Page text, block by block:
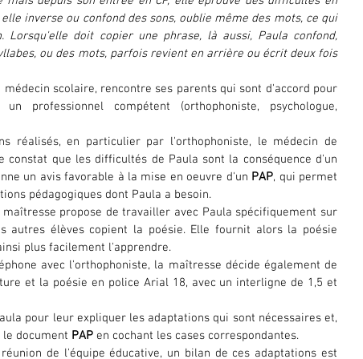
inverse ou confond des sons, oublie même des mots, ce qui
Lorsqu'elle doit copier une phrase, là aussi, Paula confond,
ou des mots, parfois revient en arrière ou écrit deux fois
scolaire, rencontre ses parents qui sont d'accord pour
professionnel compétent (orthophoniste, psychologue,
réalisés, en particulier par l'orthophoniste, le médecin de
que les difficultés de Paula sont la conséquence d'un
un avis favorable à la mise en oeuvre d'un PAP, qui permet
pédagogiques dont Paula a besoin.
propose de travailler avec Paula spécifiquement sur
autres élèves copient la poésie. Elle fournit alors la poésie
plus facilement l'apprendre.
avec l'orthophoniste, la maîtresse décide également de
et la poésie en police Arial 18, avec un interligne de 1,5 et
pour leur expliquer les adaptations qui sont nécessaires et,
document PAP en cochant les cases correspondantes.
de l'équipe éducative, un bilan de ces adaptations est